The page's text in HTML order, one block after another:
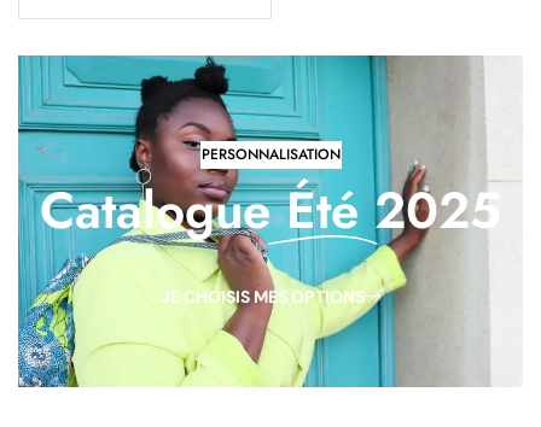
PERSONNALISATION
CatalogueÉté 2025
JE CHOISIS MES OPTIONS